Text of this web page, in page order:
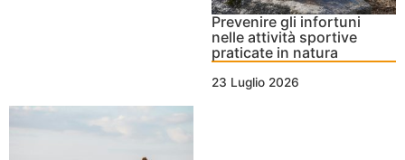
Prevenire gli infortuni
nelle attività sportive
praticate in natura
23 Luglio 2026